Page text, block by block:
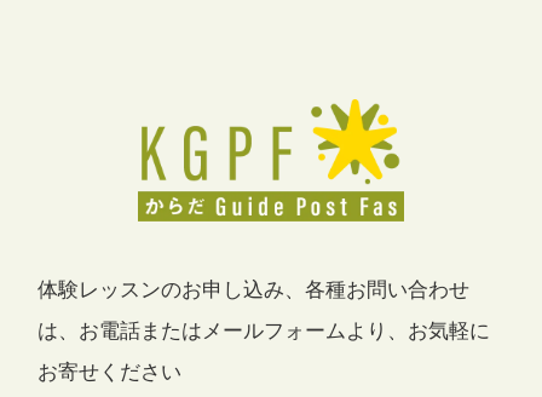
体験レッスンのお申し込み、各種お問い合わせ
は、 お電話またはメールフォームより、お気軽に
お寄せください